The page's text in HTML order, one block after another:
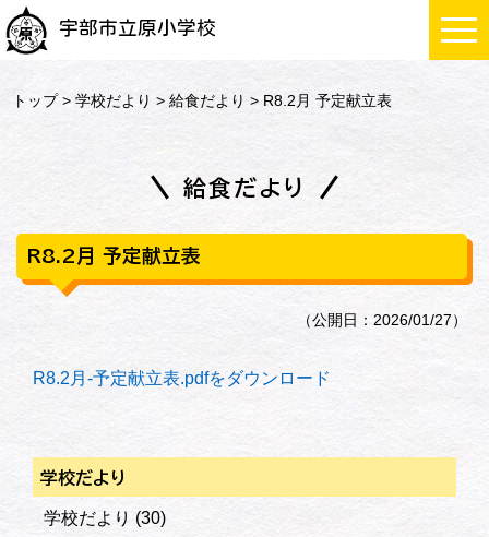
宇部市立原小学校
トップ>学校だより >給食だより > R8.2月 予定献立表
給食だより
R8.2月 予定献立表
（公開日：2026/01/27）
R8.2月-予定献立表.pdfをダウンロード
学校だより
学校だより (30)